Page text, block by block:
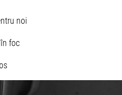
noi
foc